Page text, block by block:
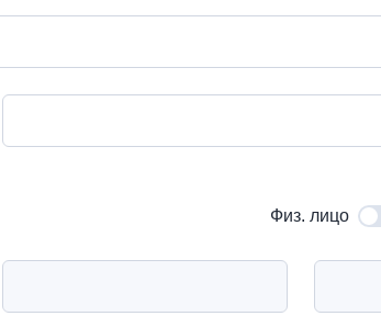
Физ. лицо